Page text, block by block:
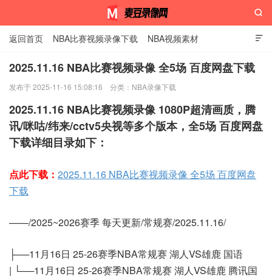

返回首页 NBA比赛视频录像下载 NBA视频素材

2025.11.16 NBA比赛视频录像 全5场 百度网盘下载
发布于 2025-11-16 15:08:16 分类： NBA录像下载
2025.11.16 NBA比赛视频录像 1080P超清画质，腾
讯/咪咕/纬来/cctv5央视等多个版本，全5场 百度网盘
下载详细目录如下：
点此下载： 2025.11.16 NBA比赛视频录像 全5场 百度网盘
下载
——/2025~2026赛季 每天更新/常规赛/2025.11.16/
├──11月16日 25-26赛季NBA常规赛 湖人VS雄鹿 国语
| └──11月16日 25-26赛季NBA常规赛 湖人VS雄鹿 腾讯国